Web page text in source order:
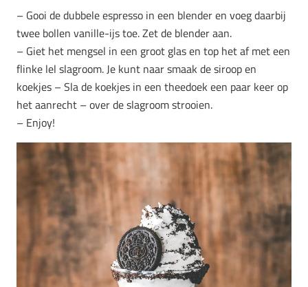
– Gooi de dubbele espresso in een blender en voeg daarbij
twee bollen vanille-ijs toe. Zet de blender aan.
– Giet het mengsel in een groot glas en top het af met een
flinke lel slagroom. Je kunt naar smaak de siroop en
koekjes – Sla de koekjes in een theedoek een paar keer op
het aanrecht – over de slagroom strooien.
– Enjoy!